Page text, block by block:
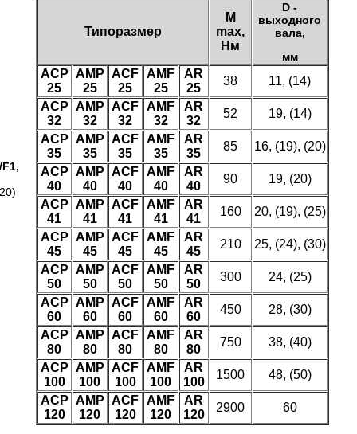
F1,
Типоразмер
M
max,
Нм
D -
выходного
вала,
мм
ACP
25
AMP
25
ACF
25
AMF
25
AR
25
38
11, (14)
ACP
32
AMP
32
ACF
32
AMF
32
AR
32
52
19, (14)
ACP
35
AMP
35
ACF
35
AMF
35
AR
35
85
16, (19), (20)
ACP
40
AMP
40
ACF
40
AMF
40
AR
40
90
19, (20)
ACP
41
AMP
41
ACF
41
AMF
41
AR
41
160
20, (19), (25)
ACP
45
AMP
45
ACF
45
AMF
45
AR
45
210
25, (24), (30)
ACP
50
AMP
50
ACF
50
AMF
50
AR
50
300
24, (25)
ACP
60
AMP
60
ACF
60
AMF
60
AR
60
450
28, (30)
ACP
80
AMP
80
ACF
80
AMF
80
AR
80
750
38, (40)
ACP
100
AMP
100
ACF
100
AMF
100
AR
100
1500
48, (50)
ACP
120
AMP
120
ACF
120
AMF
120
AR
120
2900 60